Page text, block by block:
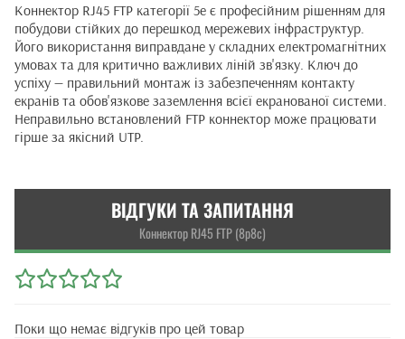
Коннектор RJ45 FTP категорії 5e є професійним рішенням для
побудови стійких до перешкод мережевих інфраструктур.
Його використання виправдане у складних електромагнітних
умовах та для критично важливих ліній зв'язку. Ключ до
успіху — правильний монтаж із забезпеченням контакту
екранів та обов'язкове заземлення всієї екранованої системи.
Неправильно встановлений FTP коннектор може працювати
гірше за якісний UTP.
ВІДГУКИ ТА ЗАПИТАННЯ
Коннектор RJ45 FTP (8p8c)
Поки що немає відгуків про цей товар